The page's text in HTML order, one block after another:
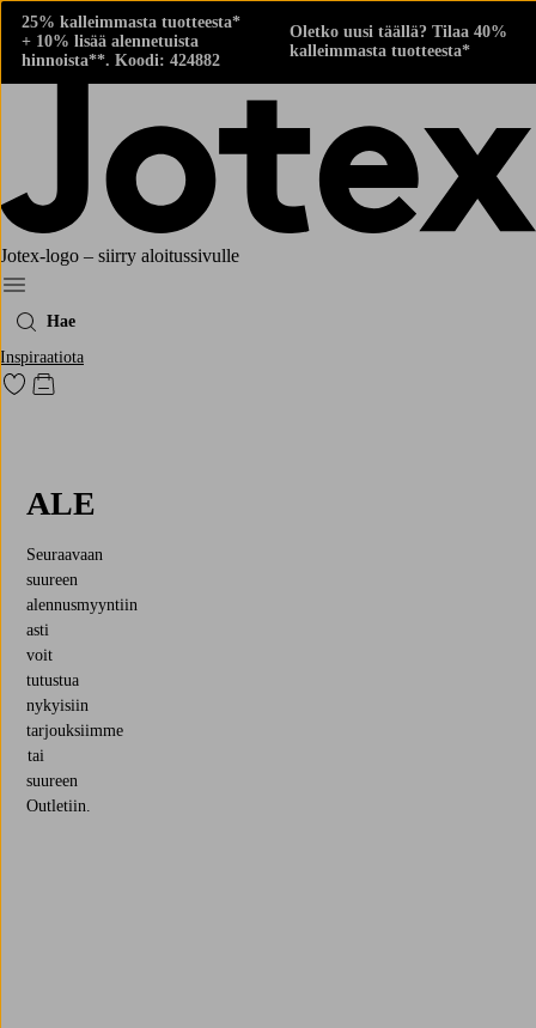
25% kalleimmasta tuotteesta*
+ 10% lisää alennetuista
hinnoista**. Koodi: 424882
Oletko uusi täällä? Tilaa 40%
kalleimmasta tuotteesta*
Jotex-logo – siirry aloitussivulle
Menu
Hae
Inspiraatiota
Siirry merkittyihin suosikkituotteisiin
Siirry ostoskoriin
ALE
Seuraavaan
suureen
alennusmyyntiin
asti
voit
tutustua
nykyisiin
tarjouksiimme
tai
suureen
Outletiin.